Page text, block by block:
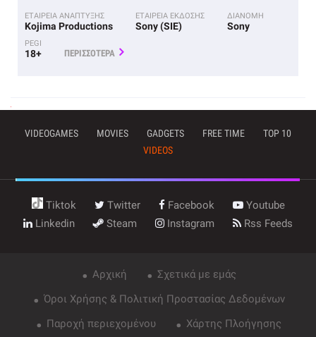
ΕΤΑΙΡΕΙΑ ΑΝΑΠΤΥΞΗΣ
Kojima Productions
ΕΤΑΙΡΕΙΑ ΕΚΔΟΣΗΣ
Sony (SIE)
ΔΙΑΝΟΜΗ
Sony
PEGI
18+ ΠΕΡΙΣΣΟΤΕΡΑ
VIDEOGAMES MOVIES GADGETS FREE TIME
TOP 10
VIDEOS
Tiktok Twitter Facebook
Youtube
Linkedin
Steam Instagram Rss Feeds
Αρχική
Σχετικά με εμάς
Όροι Χρήσης & Πολιτική Προστασίας Δεδομένων
Παροχή περιεχομένου
Χάρτης Πλοήγησης